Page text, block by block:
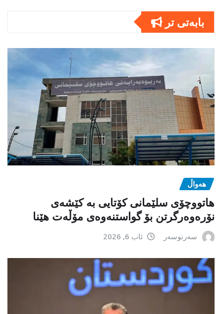
بابەتى تر
هەواڵ
هاتووچۆی سلێمانی کۆتایی بە کێشەی
نۆرەوەرگرتن بۆ گواستنەوەی مۆڵەت هێنا
سەرنوسەر ئاب 6, 2026